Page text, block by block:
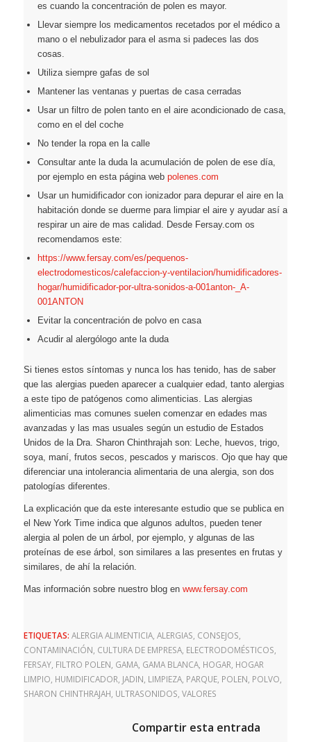
es cuando la concentración de polen es mayor.
Llevar siempre los medicamentos recetados por el médico a
mano o el nebulizador para el asma si padeces las dos
cosas.
Utiliza siempre gafas de sol
Mantener las ventanas y puertas de casa cerradas
Usar un filtro de polen tanto en el aire acondicionado de casa,
como en el del coche
No tender la ropa en la calle
Consultar ante la duda la acumulación de polen de ese día,
por ejemplo en esta página web polenes.com
Usar un humidificador con ionizador para depurar el aire en la
habitación donde se duerme para limpiar el aire y ayudar así a
respirar un aire de mas calidad. Desde Fersay.com os
recomendamos este:
https://www.fersay.com/es/pequenos-
electrodomesticos/calefaccion-y-ventilacion/humidificadores-
hogar/humidificador-por-ultra-sonidos-a-001anton-_A-
001ANTON
Evitar la concentración de polvo en casa
Acudir al alergólogo ante la duda
Si tienes estos síntomas y nunca los has tenido, has de saber
que las alergias pueden aparecer a cualquier edad, tanto alergias
a este tipo de patógenos como alimenticias. Las alergias
alimenticias mas comunes suelen comenzar en edades mas
avanzadas y las mas usuales según un estudio de Estados
Unidos de la Dra. Sharon Chinthrajah son: Leche, huevos, trigo,
soya, maní, frutos secos, pescados y mariscos. Ojo que hay que
diferenciar una intolerancia alimentaria de una alergia, son dos
patologías diferentes.
La explicación que da este interesante estudio que se publica en
el New York Time indica que algunos adultos, pueden tener
alergia al polen de un árbol, por ejemplo, y algunas de las
proteínas de ese árbol, son similares a las presentes en frutas y
similares, de ahí la relación.
Mas información sobre nuestro blog en www.fersay.com
ETIQUETAS: ALERGIA ALIMENTICIA, ALERGIAS CONSEJOS
CONTAMINACIÓN CULTURA DE EMPRESA, ELECTRODOMÉSTICOS
FERSAY, FILTRO POLEN GAMA, GAMA BLANCA, HOGAR HOGAR
LIMPIO HUMIDIFICADOR JADIN LIMPIEZA, PARQUE, POLEN POLVO
SHARON CHINTHRAJAH ULTRASONIDOS VALORES
Compartir esta entrada